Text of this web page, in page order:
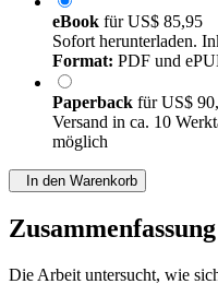
eBookfürUS$ 85,95
Sofort herunterladen.
Format:
PaperbackfürUS$
Versand in ca. 10
Zusammenfassung